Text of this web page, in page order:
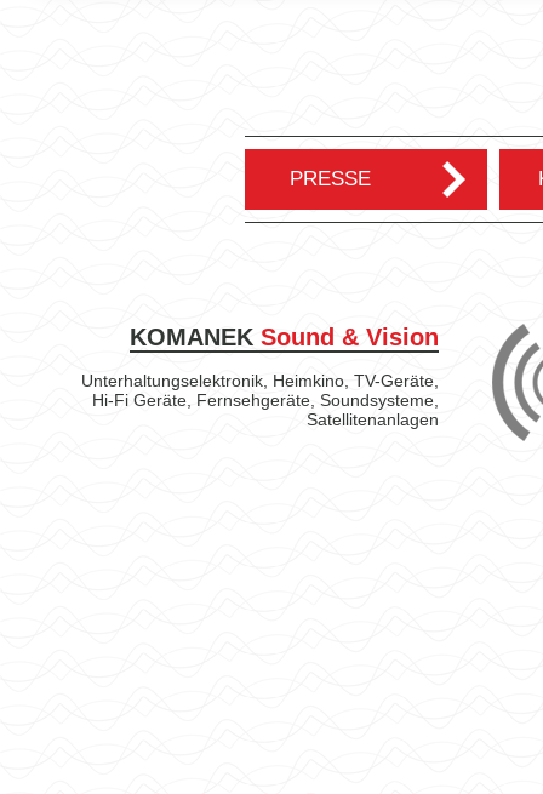
PRESSE
KOMANEK Sound & Vision
Unterhaltungselektronik, Heimkino, TV-Geräte,
Hi-Fi Geräte, Fernsehgeräte, Soundsysteme,
Satellitenanlagen